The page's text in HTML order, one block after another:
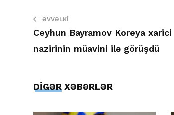
ƏVVƏLKI
Ceyhun Bayramov Koreya
nazirinin müavini ilə görüşdü
DİGƏR XƏBƏRLƏR